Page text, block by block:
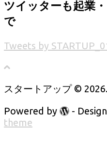
ツイッターも起業
で
Tweets by
スタートアップ ©
Powered by
-
theme